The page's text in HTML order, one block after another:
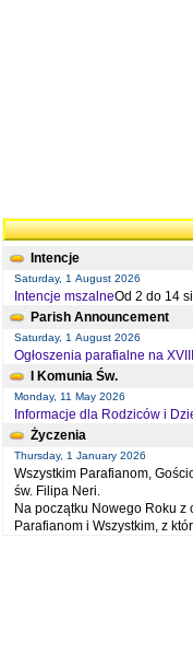
Intencje
Saturday, 1 August 2026
Intencje mszalneOd 2 do 14
Parish Announcement
Saturday, 1 August 2026
Ogłoszenia parafialne na
I Komunia Św.
Monday, 11 May 2026
Informacje dla Rodziców i
Życzenia
Thursday, 1 January 2026
Wszystkim Parafianom,
św. Filipa Neri.
Na początku Nowego Roku z
Parafianom i Wszystkim, z